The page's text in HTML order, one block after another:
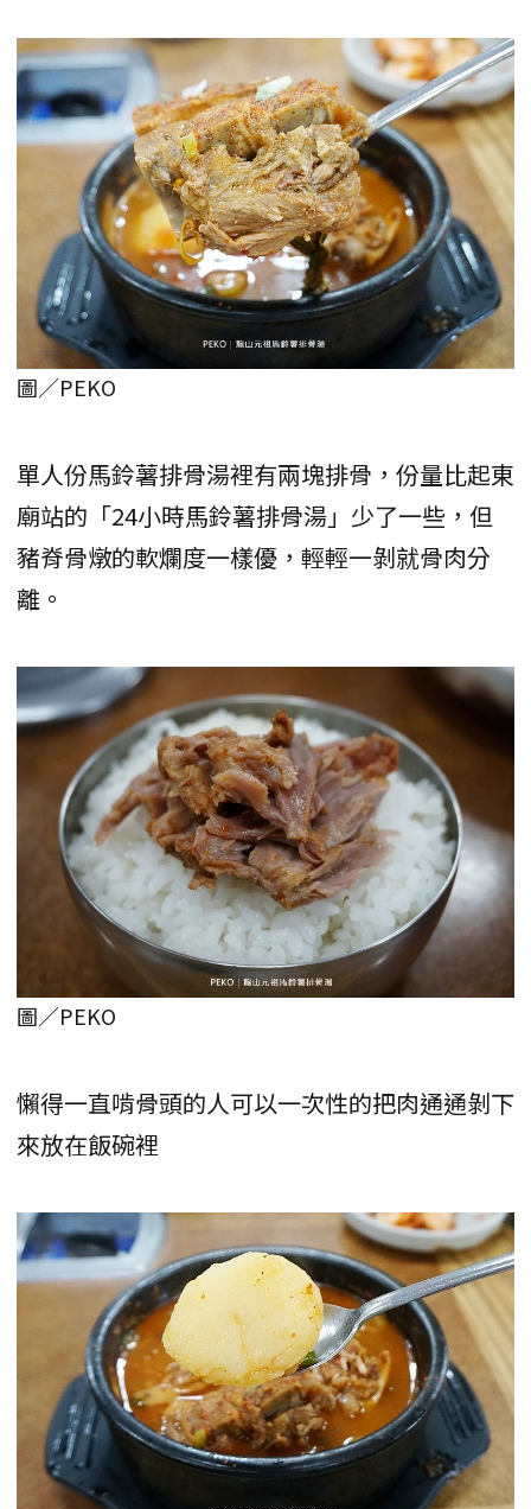
圖／PEKO
單人份馬鈴薯排骨湯裡有兩塊排骨，份量比起東
廟站的「24小時馬鈴薯排骨湯」少了一些，但
豬脊骨燉的軟爛度一樣優，輕輕一剝就骨肉分
離。
圖／PEKO
懶得一直啃骨頭的人可以一次性的把肉通通剝下
來放在飯碗裡